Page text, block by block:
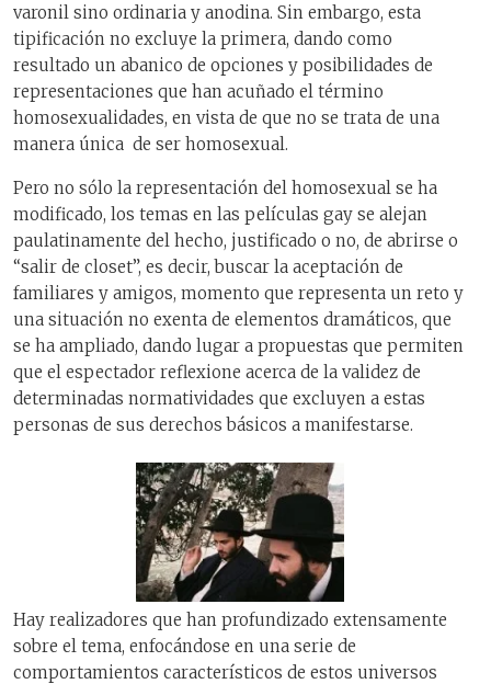
varonil sino ordinaria y anodina. Sin embargo, esta
tipificación no excluye la primera, dando como
resultado un abanico de opciones y posibilidades de
representaciones que han acuñado el término
homosexualidades, en vista de que no se trata de una
manera única de ser homosexual.
Pero no sólo la representación del homosexual se ha
modificado, los temas en las películas gay se alejan
paulatinamente del hecho, justificado o no, de abrirse o
“salir de closet”, es decir, buscar la aceptación de
familiares y amigos, momento que representa un reto y
una situación no exenta de elementos dramáticos, que
se ha ampliado, dando lugar a propuestas que permiten
que el espectador reflexione acerca de la validez de
determinadas normatividades que excluyen a estas
personas de sus derechos básicos a manifestarse.
Hay realizadores que han profundizado extensamente
sobre el tema, enfocándose en una serie de
comportamientos característicos de estos universos